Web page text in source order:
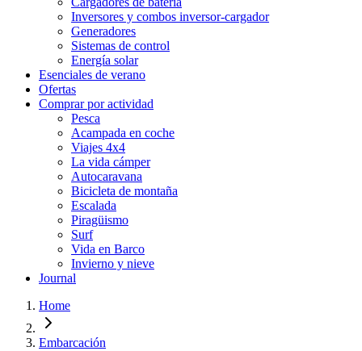
Inversores y combos inversor-cargador
Generadores
Sistemas de control
Energía solar
Esenciales de verano
Ofertas
Comprar por actividad
Pesca
Acampada en coche
Viajes 4x4
La vida cámper
Autocaravana
Bicicleta de montaña
Escalada
Piragüismo
Surf
Vida en Barco
Invierno y nieve
Journal
Home
Embarcación